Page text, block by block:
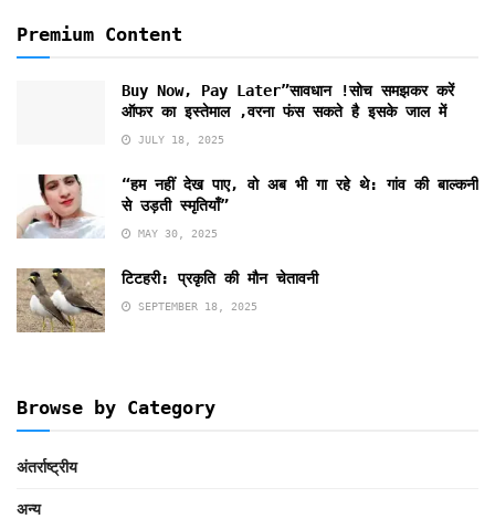
Premium Content
Buy Now, Pay Later”सावधान !सोच समझकर करें
ऑफर का इस्तेमाल ,वरना फंस सकते है इसके जाल में
JULY 18, 2025
“हम नहीं देख पाए, वो अब भी गा रहे थे: गांव की बाल्कनी
से उड़ती स्मृतियाँ”
MAY 30, 2025
टिटहरी: प्रकृति की मौन चेतावनी
SEPTEMBER 18, 2025
Browse by Category
अंतर्राष्ट्रीय
अन्य